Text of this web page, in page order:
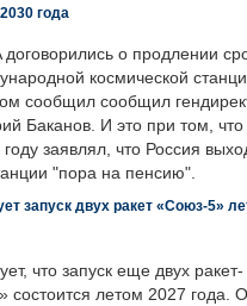
года
договорились о продлении
космической
сообщил сообщил
Баканов. И это при том,
заявлял, что Россия
"пора на пенсию".
запуск двух ракет «Союз-5»
что запуск еще двух ракет-
состоится летом 2027 года.